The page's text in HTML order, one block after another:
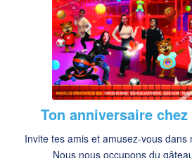
Ton anniversaire chez
Invite tes amis et amusez-vous dans
Nous nous occupons du